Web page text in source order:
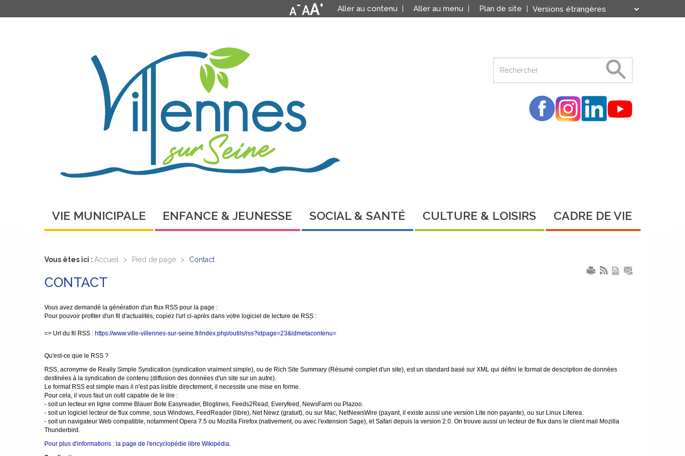
Aller au contenu Aller au menu Plan de site
VIE MUNICIPALE ENFANCE & JEUNESSE SOCIAL & SANTÉ CULTURE & LOISIRS CADRE DE VIE
Vous êtes ici : Accueil > Pied de page > Contact
CONTACT
Vous avez demandé la génération d'un flux RSS pour la page :
Pour pouvoir profiter d'un fil d'actualités, copiez l'url ci-après dans votre logiciel de lecture de RSS :
=> Url du fil RSS : https://www.ville-villennes-sur-seine.fr/index.php/outils/rss?idpage=23&idmetacontenu=
Qu'est-ce que le RSS ?
RSS, acronyme de Really Simple Syndication (syndication vraiment simple), ou de Rich Site Summary (Résumé complet d'un site), est un standard basé sur XML qui défini le format de description de données
destinées à la syndication de contenu (diffusion des données d'un site sur un autre).
Le format RSS est simple mais il n'est pas lisible directement, il necessite une mise en forme.
Pour cela, il vous faut un outil capable de le lire :
- soit un lecteur en ligne comme Blauer Bote Easyreader, Bloglines, Feeds2Read, Everyfeed, NewsFarm ou Plazoo.
- soit un logiciel lecteur de flux comme, sous Windows, FeedReader (libre), Net Newz (gratuit), ou sur Mac, NetNewsWire (payant, il existe aussi une version Lite non payante), ou sur Linux Liferea.
- soit un navigateur Web compatible, notamment Opera 7.5 ou Mozilla Firefox (nativement, ou avec l'extension Sage), et Safari depuis la version 2.0. On trouve aussi un lecteur de flux dans le client mail Mozilla
Thunderbird.
Pour plus d'informations : la page de l'encyclopédie libre Wikipédia.